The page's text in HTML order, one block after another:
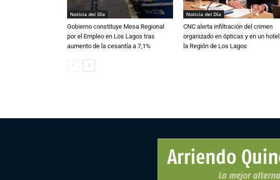
Noticia del Día
Gobierno constituye Mesa Regional
por el Empleo en Los Lagos tras
aumento de la cesantía a 7,1%
Noticia del Día
CNC alerta infiltración del crimen
organizado en ópticas y en un
la Región de Los Lagos